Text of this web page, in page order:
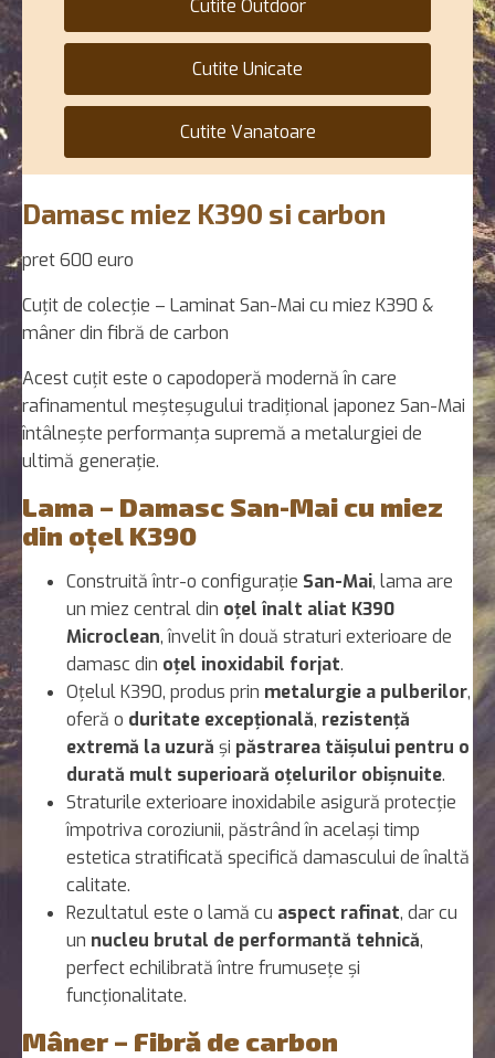
Cutite Outdoor
Cutite Unicate
Cutite Vanatoare
Damasc miez K390 si carbon
pret 600 euro
Cuțit de colecție – Laminat San-Mai cu miez K390 &
mâner din fibră de carbon
Acest cuțit este o capodoperă modernă în care
rafinamentul meșteșugului tradițional japonez San-Mai
întâlnește performanța supremă a metalurgiei de
ultimă generație.
Lama – Damasc San-Mai cu miez
din oțel K390
Construită într-o configurație San-Mai, lama are
un miez central din oțel înalt aliat K390
Microclean, învelit în două straturi exterioare de
damasc din oțel inoxidabil forjat.
Oțelul K390, produs prin metalurgie a pulberilor,
oferă o duritate excepțională, rezistență
extremă la uzură și păstrarea tăișului pentru o
durată mult superioară oțelurilor obișnuite.
Straturile exterioare inoxidabile asigură protecție
împotriva coroziunii, păstrând în același timp
estetica stratificată specifică damascului de înaltă
calitate.
Rezultatul este o lamă cu aspect rafinat, dar cu
un nucleu brutal de performantă tehnică,
perfect echilibrată între frumusețe și
funcționalitate.
Mâner – Fibră de carbon